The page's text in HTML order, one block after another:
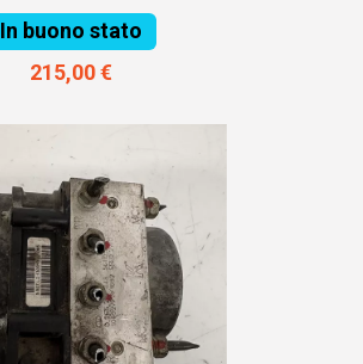
In buono stato
215,00 €